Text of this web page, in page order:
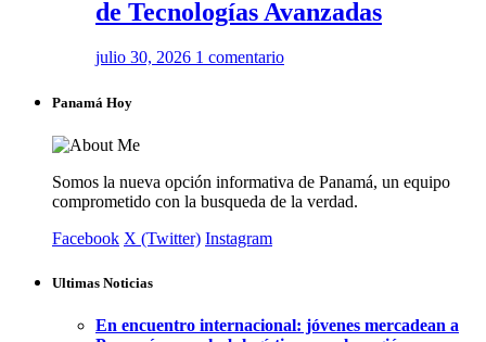
de Tecnologías Avanzadas
julio 30, 2026 1 comentario
Panamá Hoy
Somos la nueva opción informativa de Panamá, un equipo
comprometido con la busqueda de la verdad.
Facebook X (Twitter) Instagram
Ultimas Noticias
En encuentro internacional: jóvenes mercadean a